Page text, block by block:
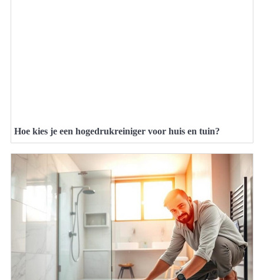
Hoe kies je een hogedrukreiniger voor huis en tuin?